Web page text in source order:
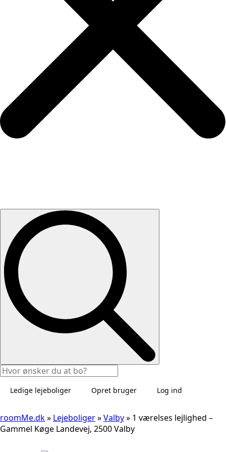
Ledige lejeboliger Opret bruger Log ind
roomMe.dk» Lejeboliger»Valby» 1 værelses lejlighed –
Gammel Køge Landevej, 2500 Valby